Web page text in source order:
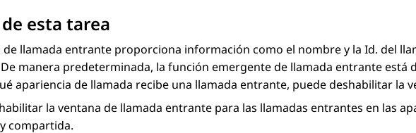
esta tarea
de llamada entrante proporciona información como el nombre y la Id. del
manera predeterminada, la función emergente de llamada entrante está
apariencia de llamada recibe una llamada entrante, puede deshabilitar la
la ventana de llamada entrante para las llamadas entrantes en las
compartida.